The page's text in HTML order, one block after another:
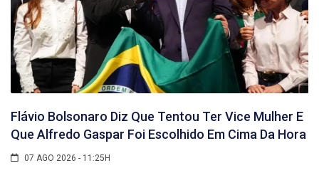
Flávio Bolsonaro Diz Que Tentou Ter Vice Mulher E
Que Alfredo Gaspar Foi Escolhido Em Cima Da Hora
07 AGO 2026 - 11:25H